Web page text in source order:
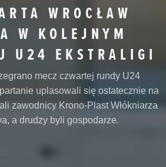
WROCŁAW
W KOLEJNYM
U24 EKSTRALIGI
mecz czwartej rundy U24
uplasowali się ostatecznie na
zawodnicy Krono-Plast Włókniarza
a drudzy byli gospodarze.